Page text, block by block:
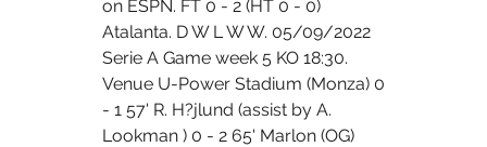
on ESPN. FT 0 - 2 (HT 0 - 0)
Atalanta. D W L W W. 05/09/2022
Serie A Game week 5 KO 18:30.
Venue U-Power Stadium (Monza) 0
- 1 57' R. H?jlund (assist by A.
Lookman ) 0 - 2 65' Marlon (OG)